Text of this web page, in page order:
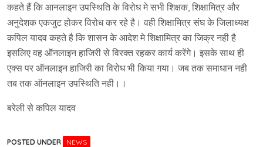
कहते हैं कि आनलाइन उपस्थिति के विरोध मे सभी शिक्षक, शिक्षामित्र और
अनुदेशक एकजुट होकर विरोध कर रहे है। वही शिक्षामित्र संघ के जिलाध्यक्ष
कपिल यादव कहते है कि शासन के आदेश मे शिक्षामित्र का जिक्र नही है
इसलिए वह ऑनलाइन हाजिरी से विरक्त रहकर कार्य करेंगे। इसके साथ ही
एक्स पर ऑनलाइन हाजिरी का विरोध भी किया गया। जब तक समाधान नही
तब तक ऑनलाइन उपस्थिति नही।।
बरेली से कपिल यादव
POSTED UNDER NEWS